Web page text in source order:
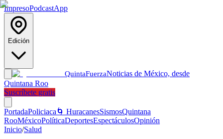
ImpresoPodcastApp
Edición
QuintaFuerzaNoticias de México, desde
Quintana Roo
Suscríbete gratis
PortadaPoliciaca 🌀 HuracanesSismosQuintana
RooMéxicoPolíticaDeportesEspectáculosOpinión
Inicio/Salud